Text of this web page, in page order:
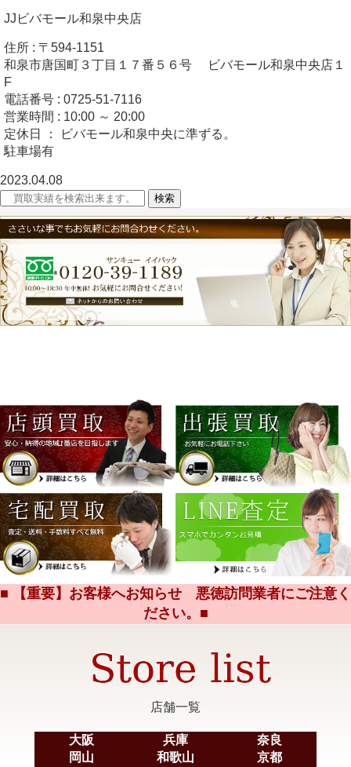
JJビバモール和泉中央店
住所 : 〒594-1151
和泉市唐国町３丁目１７番５６号 ビバモール和泉中央店１
F
電話番号 : 0725-51-7116
営業時間 : 10:00 ～ 20:00
定休日 ： ビバモール和泉中央に準ずる。
駐車場有
2023.04.08
■ 【重要】お客様へお知らせ 悪徳訪問業者にご注意く
ださい。■
店舗一覧
大阪 兵庫
奈良
岡山
和歌山
京都